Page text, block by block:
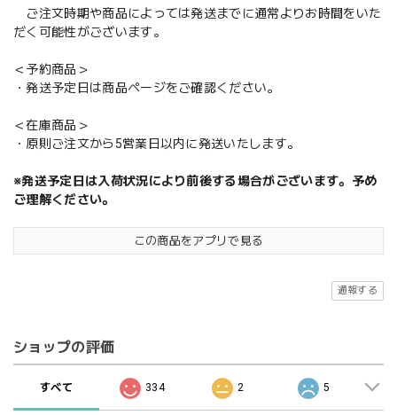
ご注文時期や商品によっては発送までに通常よりお時間をいた
だく可能性がございます。
＜予約商品＞
・発送予定日は商品ページをご確認ください。
＜在庫商品＞
・原則ご注文から5営業日以内に発送いたします。
※発送予定日は入荷状況により前後する場合がございます。予め
ご理解ください。
この商品をアプリで見る
通報する
ショップの評価
すべて 334 2 5